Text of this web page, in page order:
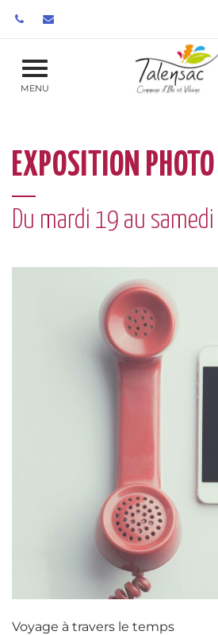
MENU
EXPOSITION PHOTO
Du mardi 19 au samedi
​Voyage à travers le temps